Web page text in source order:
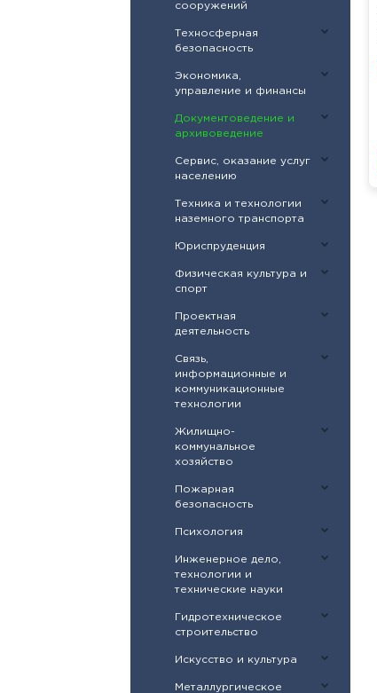
сооружений
Техносферная
безопасность
Экономика,
управление и финансы
Документоведение и
архивоведение
Сервис, оказание услуг
населению
Техника и технологии
наземного транспорта
Юриспруденция
Физическая культура и
спорт
Проектная
деятельность
Связь,
информационные и
коммуникационные
технологии
Жилищно-
коммунальное
хозяйство
Пожарная
безопасность
Психология
Инженерное дело,
технологии и
технические науки
Гидротехническое
строительство
Искусство и культура
Металлургическое